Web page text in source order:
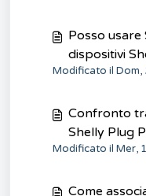
Posso
dispositivi
Modificato il Dom,
Confronto
Shelly Plug
Gen3, Shelly
Modificato il Mer,
Come